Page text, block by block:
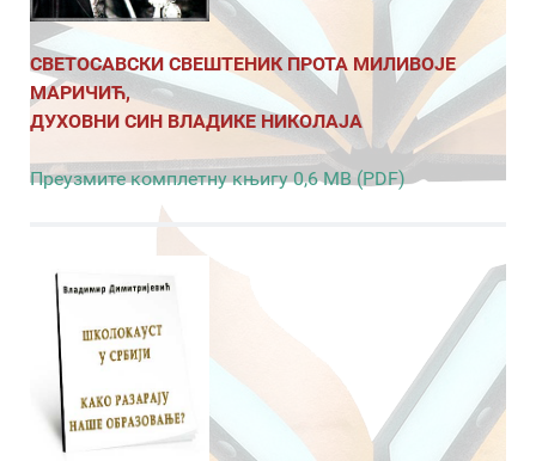
СВЕТОСАВСКИ СВЕШТЕНИК ПРОТА МИЛИВОЈЕ
МАРИЧИЋ,
ДУХОВНИ СИН ВЛАДИКЕ НИКОЛАЈА
Преузмите комплетну књигу 0,6 MB (PDF)